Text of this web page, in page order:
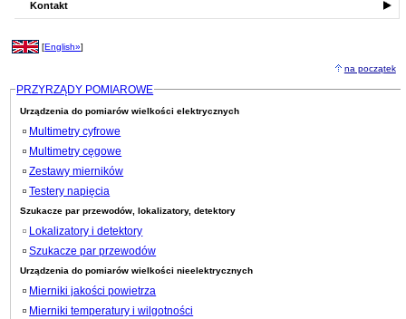
Kontakt
[English»]
na początek
PRZYRZĄDY POMIAROWE
Urządzenia do pomiarów wielkości elektrycznych
Multimetry cyfrowe
Multimetry cęgowe
Zestawy mierników
Testery napięcia
Szukacze par przewodów, lokalizatory, detektory
Lokalizatory i detektory
Szukacze par przewodów
Urządzenia do pomiarów wielkości nieelektrycznych
Mierniki jakości powietrza
Mierniki temperatury i wilgotności